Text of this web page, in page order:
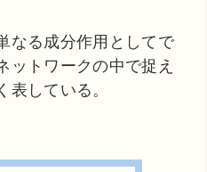
なる成分作用としてで
ットワークの中で捉え
表している。